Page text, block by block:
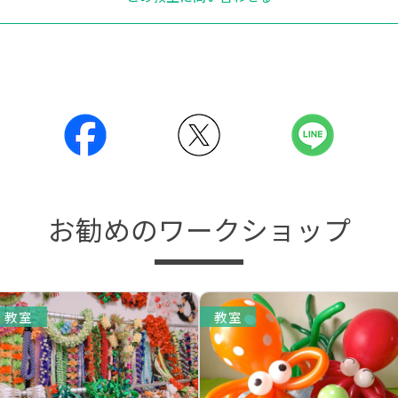
お勧めのワークショップ
教室 教室